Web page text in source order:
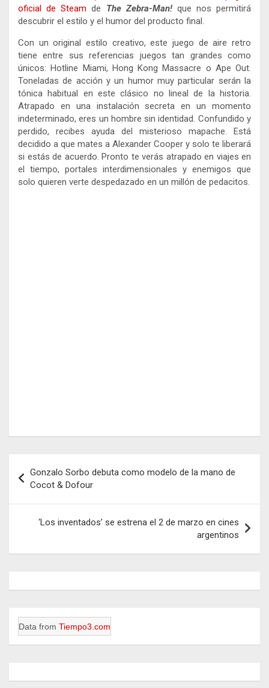
oficial de Steam de The Zebra-Man! que nos permitirá
descubrir el estilo y el humor del producto final.
Con un original estilo creativo, este juego de aire retro
tiene entre sus referencias juegos tan grandes como
únicos: Hotline Miami, Hong Kong Massacre o Ape Out.
Toneladas de acción y un humor muy particular serán la
tónica habitual en este clásico no lineal de la historia.
Atrapado en una instalación secreta en un momento
indeterminado, eres un hombre sin identidad. Confundido y
perdido, recibes ayuda del misterioso mapache. Está
decidido a que mates a Alexander Cooper y solo te liberará
si estás de acuerdo. Pronto te verás atrapado en viajes en
el tiempo, portales interdimensionales y enemigos que
solo quieren verte despedazado en un millón de pedacitos.
de
entradas
Gonzalo Sorbo debuta como modelo de la mano de
Cocot & Dofour
‘Los inventados’ se estrena el 2 de marzo en cines
argentinos
Data from Tiempo3.com